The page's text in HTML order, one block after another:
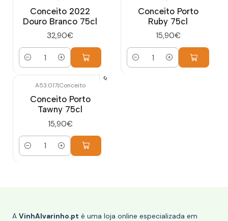
Conceito 2022
Douro Branco 75cl
32,90€
Quantidade
Conceito Porto
Ruby 75cl
15,90€
Quantidade
A53.017|Conceito
Conceito Porto
Tawny 75cl
15,90€
Quantidade
A VinhAlvarinho.pt é uma loja online especializada em